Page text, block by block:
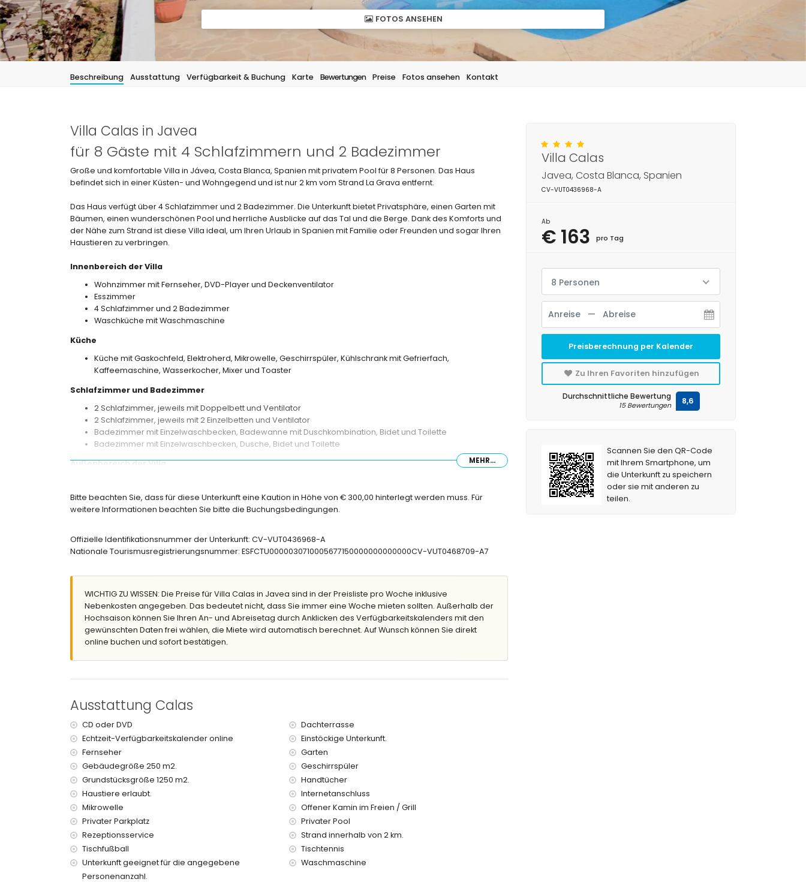
FOTOS ANSEHEN
Beschreibung Ausstattung Verfügbarkeit & Buchung Karte Bewertungen Preise Fotos ansehen Kontakt
Villa Calas in Javea
für 8 Gäste mit 4 Schlafzimmern und 2 Badezimmer
Große und komfortable Villa in Jávea, Costa Blanca, Spanien mit privatem Pool für 8 Personen. Das Haus
befindet sich in einer Küsten- und Wohngegend und ist nur 2 km vom Strand La Grava entfernt.
Das Haus verfügt über 4 Schlafzimmer und 2 Badezimmer. Die Unterkunft bietet Privatsphäre, einen Garten mit
Bäumen, einen wunderschönen Pool und herrliche Ausblicke auf das Tal und die Berge. Dank des Komforts und
der Nähe zum Strand ist diese Villa ideal, um Ihren Urlaub in Spanien mit Familie oder Freunden und sogar Ihren
Haustieren zu verbringen.
Innenbereich der Villa
Wohnzimmer mit Fernseher, DVD-Player und Deckenventilator
Esszimmer
4 Schlafzimmer und 2 Badezimmer
Waschküche mit Waschmaschine
Küche
Küche mit Gaskochfeld, Elektroherd, Mikrowelle, Geschirrspüler, Kühlschrank mit Gefrierfach,
Kaffeemaschine, Wasserkocher, Mixer und Toaster
Schlafzimmer und Badezimmer
2 Schlafzimmer, jeweils mit Doppelbett und Ventilator
2 Schlafzimmer, jeweils mit 2 Einzelbetten und Ventilator
Badezimmer mit Einzelwaschbecken, Badewanne mit Duschkombination, Bidet und Toilette
Badezimmer mit Einzelwaschbecken, Dusche, Bidet und Toilette
Außenbereich der Villa
Privater Pool von 8m x 4m
Garten mit Bäumen und Gartenmöbeln mit Sonnenliegen
Außendusche
Sitzbereich im Freien und Essbereich im Freien
Dachterrasse
Weitere Informationen
Nächster Strand: La Grava (innerhalb von 2 Kilometern von der Villa)
Nächster Flughafen: Alicante (mehr als 100 Kilometer)
Haustiere erlaubt
Rezeption
Tischtennis und Tischfußball
Internet (WLAN)
Bettwäsche und Handtücher
Zusatzbett und Kinderbett oder Gitterbett (auf Anfrage)
MEHR...
Bitte beachten Sie, dass für diese Unterkunft eine Kaution in Höhe von € 300,00 hinterlegt werden muss. Für
weitere Informationen beachten Sie bitte die Buchungsbedingungen.
Offizielle Identifikationsnummer der Unterkunft: CV-VUT0436968-A
Nationale Tourismusregistrierungsnummer: ESFCTU0000030710005677150000000000000CV-VUT0468709-A7
WICHTIG ZU WISSEN: Die Preise für Villa Calas in Javea sind in der Preisliste pro Woche inklusive
Nebenkosten angegeben. Das bedeutet nicht, dass Sie immer eine Woche mieten sollten. Außerhalb der
Hochsaison können Sie Ihren An- und Abreisetag durch Anklicken des Verfügbarkeitskalenders mit den
gewünschten Daten frei wählen, die Miete wird automatisch berechnet. Auf Wunsch können Sie direkt
online buchen und sofort bestätigen.
Ausstattung Calas
CD oder DVD
Dachterrasse
Echtzeit-Verfügbarkeitskalender online
Einstöckige Unterkunft.
Fernseher
Garten
Gebäudegröße 250 m2.
Geschirrspüler
Grundstücksgröße 1250 m2.
Handtücher
Haustiere erlaubt.
Internetanschluss
Mikrowelle
Offener Kamin im Freien / Grill
Privater Parkplatz
Privater Pool
Rezeptionsservice
Strand innerhalb von 2 km.
Tischfußball
Tischtennis
Unterkunft geeignet für die angegebene
Personenanzahl.
Waschmaschine
Villa Calas
Javea, Costa Blanca, Spanien
CV-VUT0436968-A
Ab
€ 163 pro Tag
8 Personen
Preisberechnung per Kalender
Zu Ihren Favoriten hinzufügen
Durchschnittliche Bewertung
15 Bewertungen 8,6
Scannen Sie den QR-Code
mit Ihrem Smartphone, um
die Unterkunft zu speichern
oder sie mit anderen zu
teilen.